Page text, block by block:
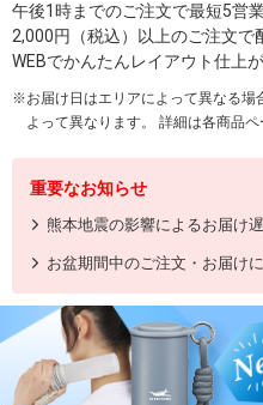
午後1時までのご注文で最短5営
2,000円（税込）以上のご注文で
WEBでかんたんレイアウト仕上
お届け日はエリアによって異なる
よって異なります。 詳細は各商品ペ
重要なお知らせ
熊本地震の影響によるお届け
お盆期間中のご注文・お届け